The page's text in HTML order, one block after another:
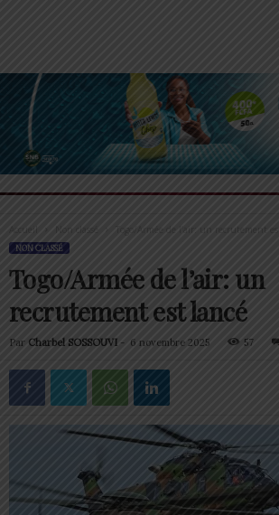
Accueil Togo/Armée de l’air: un recrutement est
NON CLASSÉ
Togo/Armée de l’air: un
recrutement est lancé
Par Charbel SOSSOUVI - 6 novembre 2025 57